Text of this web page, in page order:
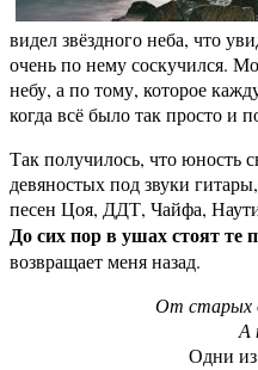
видел звёздного неба, что
очень по нему соскучился.
небу, а по тому, которое
когда всё было так просто и
Так получилось, что юность
девяностых под звуки
песен Цоя, ДДТ, Чайфа,
До сих пор в ушах стоят те
возвращает меня назад.
От старых
А
Одни